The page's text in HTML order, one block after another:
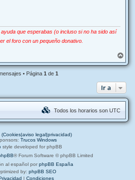
que esperabas (o incluso si no ha sido así
el foro con un pequeño donativo.
r
r
b
• Página 1 de 1
Ir a
Todos los horarios son UTC
(Cookies|aviso legal|privacidad)
Trucos Windows
style developed for phpBB
® Forum Software © phpBB Limited
al español por phpBB España
by: phpBB SEO
| Condiciones